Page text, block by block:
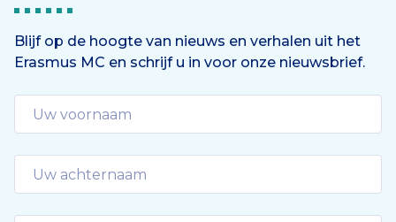
Blijf op de hoogte van nieuws en verhalen uit het
Erasmus MC en schrijf u in voor onze nieuwsbrief.